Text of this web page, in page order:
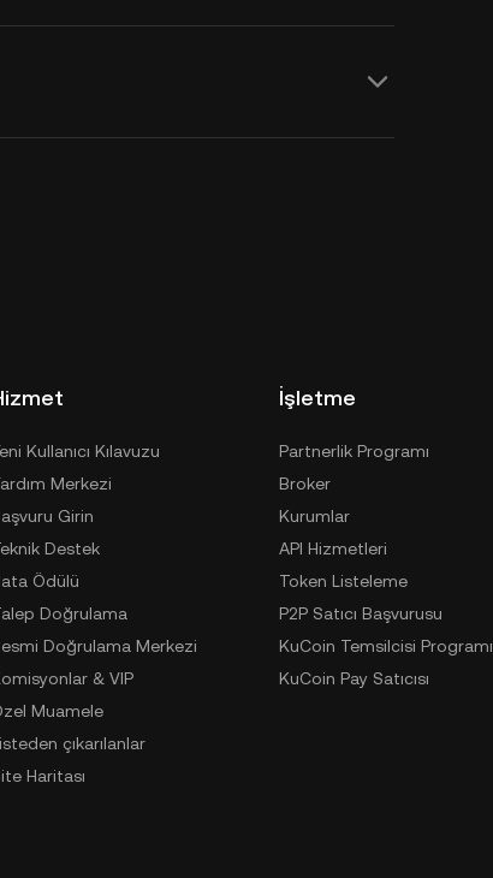
Kullanıcı Kılavuzu
Merkezi
Girin
Destek
Ödülü
Doğrulama
Doğrulama Merkezi
& VIP
Muamele
çıkarılanlar
Haritası
İşletme
Partnerlik Programı
Broker
Kurumlar
API Hizmetleri
Token Listeleme
P2P Satıcı Başvurusu
KuCoin Temsilcisi Programı
KuCoin Pay Satıcısı